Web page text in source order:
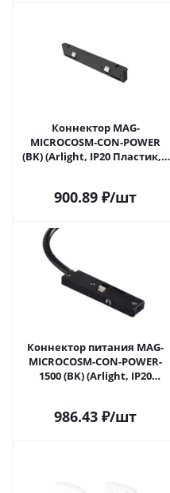
Коннектор MAG-
MICROCOSM-CON-POWER
(BK) (Arlight, IP20 Пластик, 3
900.89 ₽/шт
Коннектор питания MAG-
MICROCOSM-CON-POWER-
1500 (BK) (Arlight, IP20
986.43 ₽/шт